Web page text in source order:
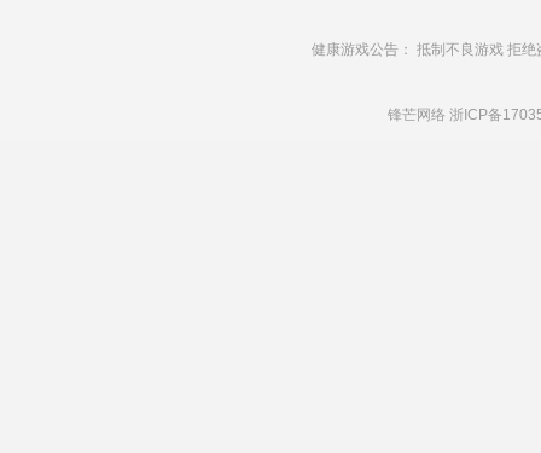
健康游戏公告： 抵制不良游戏 拒
锋芒网络 浙ICP备